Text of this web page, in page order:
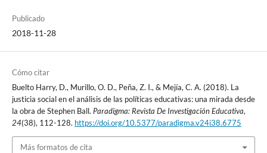
Publicado
2018-11-28
Cómo citar
Buelto Harry, D., Murillo, O. D., Peña, Z. I., & Mejía, C. A. (2018). La
justicia social en el análisis de las políticas educativas: una mirada desde
la obra de Stephen Ball. Paradigma: Revista De Investigación Educativa,
24(38), 112-128. https://doi.org/10.5377/paradigma.v24i38.6775
Más formatos de cita